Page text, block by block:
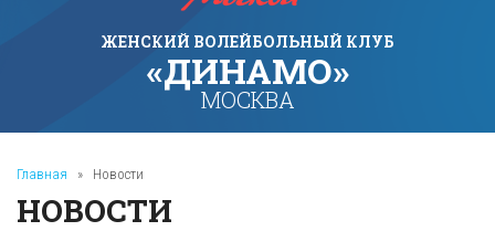
ЖЕНСКИЙ ВОЛЕЙБОЛЬНЫЙ КЛУБ
«ДИНАМО»
МОСКВА
Главная » Новости
НОВОСТИ